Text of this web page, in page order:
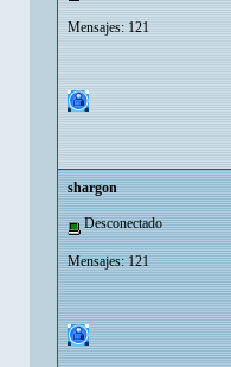
Mensajes: 121
shargon
Desconectado
Mensajes: 121